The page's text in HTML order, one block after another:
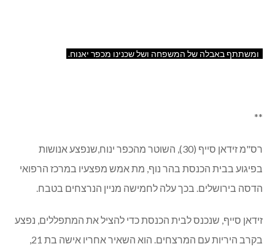
ומשתתף באבלה של המשפחה ושל שכנינו מכפר יאנוח.
**
רס"מ זידאן סייף (30), השוטר מהכפר ינוח,שנפצע אנושות
בפיגוע בבית הכנסת בהר נוף, מת אמש מפצעיו במרכז הרפואי
הדסה בירושלים. בכך עלה לחמישה מניין הנרצחים בטבח.
זידאן סייף, שנכנס לבית הכנסת כדי להציל את המתפללים, נפצע